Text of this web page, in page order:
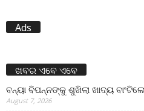
Ads
ଖବର ଏବେ ଏବେ
ବନ୍ୟା ବିପନ୍ନଙ୍କୁ ଶୁଖିଲା ଖାଦ୍ୟ
August 7, 2026